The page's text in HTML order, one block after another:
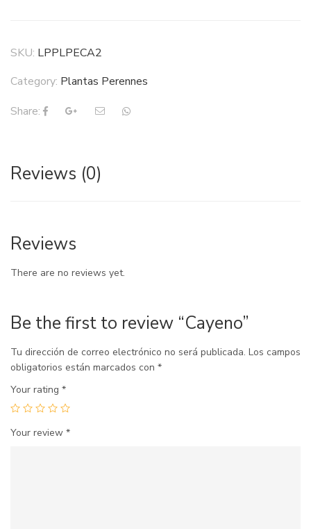
SKU: LPPLPECA2
Category: Plantas Perennes
Share:
Reviews (0)
Reviews
There are no reviews yet.
Be the first to review “Cayeno”
Tu dirección de correo electrónico no será publicada. Los campos
obligatorios están marcados con *
Your rating *
Your review *